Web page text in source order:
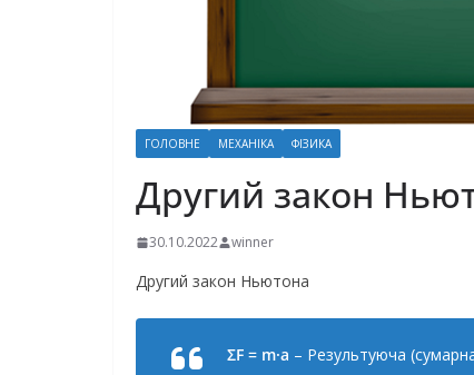
ГОЛОВНЕ МЕХАНІКА ФІЗИКА
Другий закон
30.10.2022 winner
Другий закон Ньютона
ΣF = m·a – Результуюча